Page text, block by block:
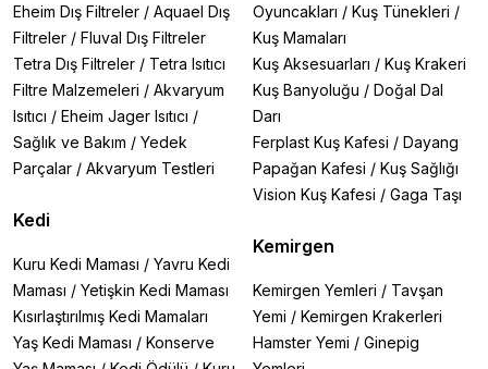
Eheim Dış Filtreler / Aquael Dış
Filtreler / Fluval Dış Filtreler
Tetra Dış Filtreler / Tetra Isıtıcı
Filtre Malzemeleri / Akvaryum
Isıtıcı / Eheim Jager Isıtıcı /
Sağlık ve Bakım / Yedek
Parçalar / Akvaryum Testleri
Kedi
Kuru Kedi Maması / Yavru Kedi
Maması / Yetişkin Kedi Maması
Kısırlaştırılmış Kedi Mamaları
Yaş Kedi Maması / Konserve
Oyuncakları / Kuş Tünekleri /
Kuş Mamaları
Kuş Aksesuarları / Kuş Krakeri
Kuş Banyoluğu / Doğal Dal
Darı
Ferplast Kuş Kafesi / Dayang
Papağan Kafesi / Kuş Sağlığı
Vision Kuş Kafesi / Gaga Taşı
Kemirgen
Kemirgen Yemleri / Tavşan
Yemi / Kemirgen Krakerleri
Hamster Yemi / Ginepig